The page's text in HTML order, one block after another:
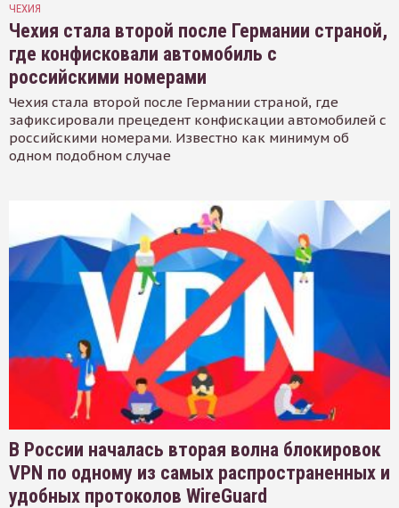
ЧЕХИЯ
Чехия стала второй после Германии страной,
где конфисковали автомобиль с
российскими номерами
Чехия стала второй после Германии страной, где
зафиксировали прецедент конфискации автомобилей с
российскими номерами. Известно как минимум об
одном подобном случае
В России началась вторая волна блокировок
VPN по одному из самых распространенных и
удобных протоколов WireGuard